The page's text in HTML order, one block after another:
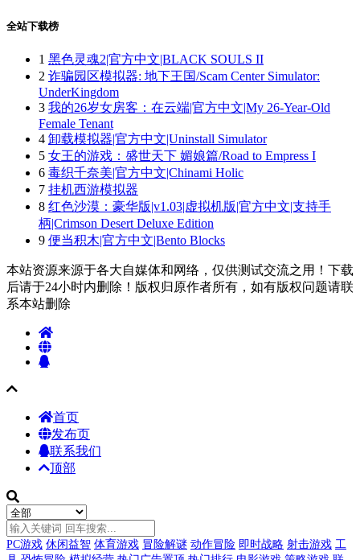
全站下载榜
1 黑色灵魂2|官方中文|BLACK SOULS II
2 诈骗园区模拟器: 地下王国/Scam Center Simulator:
UnderKingdom
3 我的26岁女房客：在云端|官方中文|My 26-Year-Old
Female Tenant
4 卸载模拟器|官方中文|Uninstall Simulator
5 女王的游戏：盛世天下 媚娘篇/Road to Empress I
6 毒织千奈美|官方中文|Chinami Holic
7 挂机西游模拟器
8 红色沙漠：豪华版|v1.03|虚拟机版|官方中文|支持手
柄|Crimson Desert Deluxe Edition
9 便当积木|官方中文|Bento Blocks
本站资源来源于各大自媒体和网络，仅供测试交流之用！下载
后请于24小时内删除！版权归原作者所有，如有版权问题请联
系本站删除
首页
发布页
联系我们
顶部
PC游戏 休闲益智 体育游戏 冒险解谜 动作冒险 即时战略 射击游戏 工